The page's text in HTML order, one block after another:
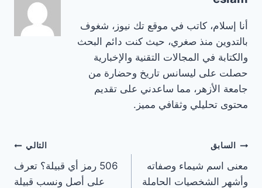
أنا إسلام، كاتب في موقع تك نيوز، شغوف
بالتدوين منذ صغري، حيث كنت دائم البحث
والكتابة في المجالات التقنية والإخبارية
حصلت على ليسانس تاريخ وحضارة من
جامعة الأزهر، مما ساعدني على تقديم
محتوى تحليلي وثقافي مميز.
تصفّح
المقالات
السابق
معنى اسم شيماء وصفاته
وأشهر الشخصيات الحاملة
التالي
506 رمز أي قبيلة؟ تعرف
على أصل ونسب قبيلة